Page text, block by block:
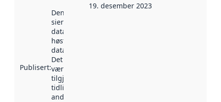
Publisert:
Denne datoen
sier når
datasettet ble
høstet av
data.norge.no.
Det kan ha
vært
tilgjengelig
tidligere
andre steder.
19. desember 2023